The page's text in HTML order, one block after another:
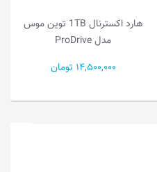
هارد اکسترنال 1TB توین موس
11,100,000 تومان